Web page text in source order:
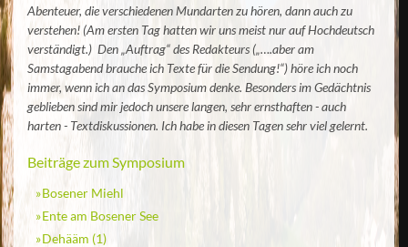
Abenteuer, die verschiedenen Mundarten zu hören, dann auch zu
verstehen! (Am ersten Tag hatten wir uns meist nur auf Hochdeutsch
verständigt.) Den „Auftrag“ des Redakteurs („….aber am
Samstagabend brauche ich Texte für die Sendung!“) höre ich noch
immer, wenn ich an das Symposium denke. Besonders im Gedächtnis
geblieben sind mir jedoch unsere langen, sehr ernsthaften - auch
harten - Textdiskussionen. Ich habe in diesen Tagen sehr viel gelernt.
Beiträge zum Symposium
Bosener Miehl
Ente am Bosener See
Dehääm (1)